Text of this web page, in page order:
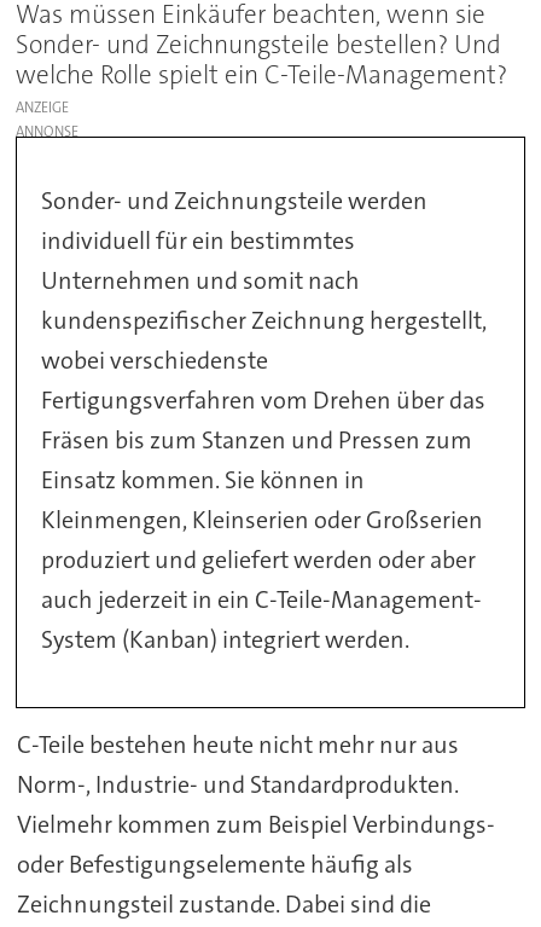
Was müssen Einkäufer beachten, wenn sie
Sonder- und Zeichnungsteile bestellen? Und
welche Rolle spielt ein C-Teile-Management?
ANZEIGE
Sonder- und Zeichnungsteile werden
individuell für ein bestimmtes
Unternehmen und somit nach
kundenspezifischer Zeichnung hergestellt,
wobei verschiedenste
Fertigungsverfahren vom Drehen über das
Fräsen bis zum Stanzen und Pressen zum
Einsatz kommen. Sie können in
Kleinmengen, Kleinserien oder Großserien
produziert und geliefert werden oder aber
auch jederzeit in ein C-Teile-Management-
System (Kanban) integriert werden.
C-Teile bestehen heute nicht mehr nur aus
Norm-, Industrie- und Standardprodukten.
Vielmehr kommen zum Beispiel Verbindungs-
oder Befestigungselemente häufig als
Zeichnungsteil zustande. Dabei sind die